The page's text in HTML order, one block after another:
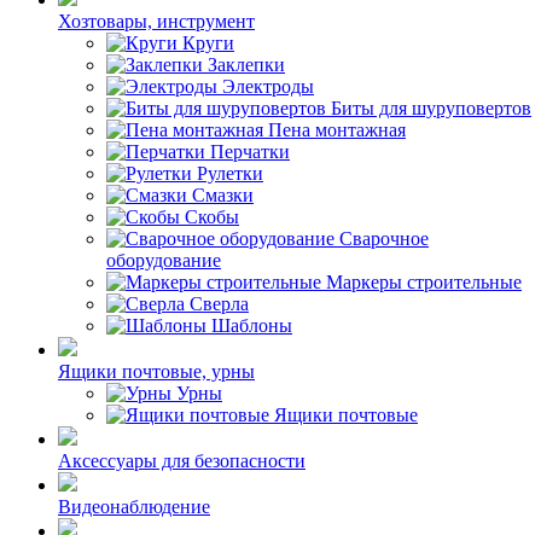
Хозтовары, инструмент
Круги
Заклепки
Электроды
Биты для шуруповертов
Пена монтажная
Перчатки
Рулетки
Смазки
Скобы
Сварочное
оборудование
Маркеры строительные
Сверла
Шаблоны
Ящики почтовые, урны
Урны
Ящики почтовые
Аксессуары для безопасности
Видеонаблюдение